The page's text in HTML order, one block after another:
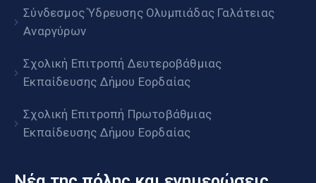
Σύνδεσμος Ύδρευσης Ολυμπιάδας Γαλάτειας
Αναργύρων
Σχολική Επιτροπή Δευτεροβάθμιας
Εκπαίδευσης Δήμου Εορδαίας
Σχολική Επιτροπή Πρωτοβάθμιας
Εκπαίδευσης Δήμου Εορδαίας